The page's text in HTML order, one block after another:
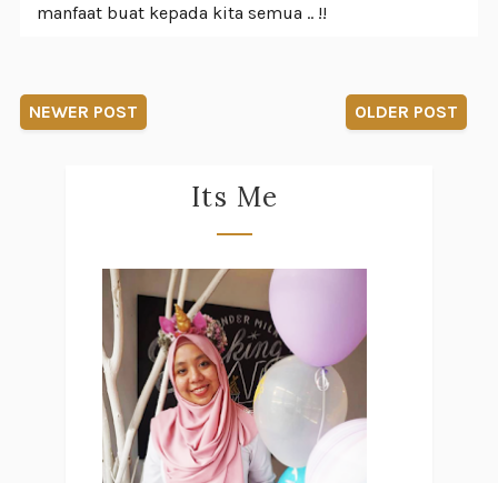
manfaat buat kepada kita semua .. !!
NEWER POST OLDER POST
Its Me